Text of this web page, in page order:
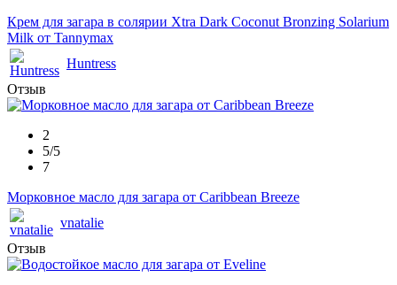
Крем для загара в солярии Xtra Dark Coconut Bronzing Solarium
Milk от Tannymax
Huntress
Отзыв
2
5/5
7
Морковное масло для загара от Caribbean Breeze
vnatalie
Отзыв